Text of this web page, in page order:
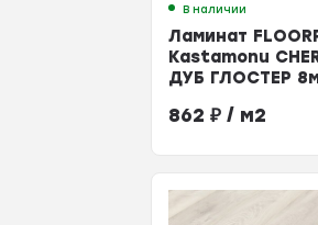
В наличии
Ламинат
Kastamonu
ДУБ ГЛОСТЕР
862₽ / м2